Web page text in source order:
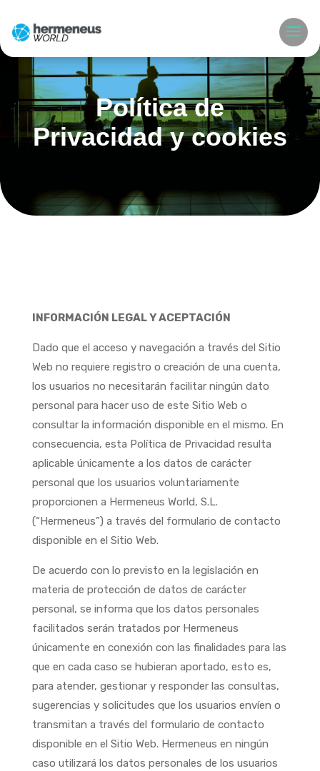
Política de
Privacidad y cookies
INFORMACIÓN LEGAL Y ACEPTACIÓN
Dado que el acceso y navegación a través del Sitio
Web no requiere registro o creación de una cuenta,
los usuarios no necesitarán facilitar ningún dato
personal para hacer uso de este Sitio Web o
consultar la información disponible en el mismo. En
consecuencia, esta Política de Privacidad resulta
aplicable únicamente a los datos de carácter
personal que los usuarios voluntariamente
proporcionen a Hermeneus World, S.L.
(“Hermeneus”) a través del formulario de contacto
disponible en el Sitio Web.
De acuerdo con lo previsto en la legislación en
materia de protección de datos de carácter
personal, se informa que los datos personales
facilitados serán tratados por Hermeneus
únicamente en conexión con las finalidades para las
que en cada caso se hubieran aportado, esto es,
para atender, gestionar y responder las consultas,
sugerencias y solicitudes que los usuarios envíen o
transmitan a través del formulario de contacto
disponible en el Sitio Web. Hermeneus en ningún
caso utilizará los datos personales de los usuarios